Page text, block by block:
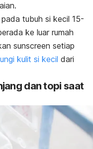
tubuh si kecil 15-
ke luar rumah
sunscreen setiap
kulit si kecil dari
dan topi saat